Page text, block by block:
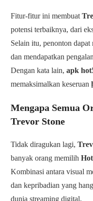
Fitur-fitur ini membuat
potensi terbaiknya, dari
Selain itu, penonton dapat
dan mendapatkan
Dengan kata lain,apk
memaksimalkan keseruan
Mengapa Semua
Trevor Stone
Tidak diragukan lagi,
banyak orang memilih
Kombinasi antara visual
dan kepribadian yang
dunia streaming digital.